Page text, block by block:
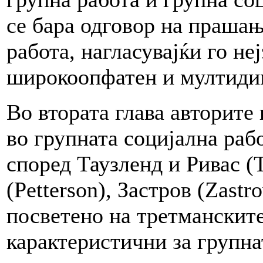
се бара одговор на
работа, нагласувајќи го
широкоопфатен и
Во втората глава
во групната социјална
според Таузленд и Ривас
(Petterson), Застров
посветено на
карактеристични за